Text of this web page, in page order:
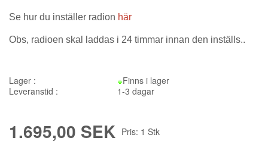
Se hur du inställer radion här
Obs, radioen skal laddas i 24 timmar innan den inställs..
Lager :
Finns i lager
Leveranstid :
1-3 dagar
1.695,00 SEK Pris: 1 Stk